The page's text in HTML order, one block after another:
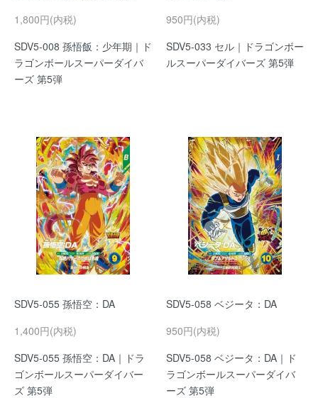
1,800円(内税)
SDV5-008 孫悟飯：少年期｜ド
ラゴンボールスーパーダイバ
ーズ 第5弾
950円(内税)
SDV5-033 セル｜ドラゴンボー
ルスーパーダイバーズ 第5弾
SDV5-055 孫悟空：DA
1,400円(内税)
SDV5-055 孫悟空：DA｜ドラ
ゴンボールスーパーダイバー
ズ 第5弾
SDV5-058 ベジータ：DA
950円(内税)
SDV5-058 ベジータ：DA｜ド
ラゴンボールスーパーダイバ
ーズ 第5弾